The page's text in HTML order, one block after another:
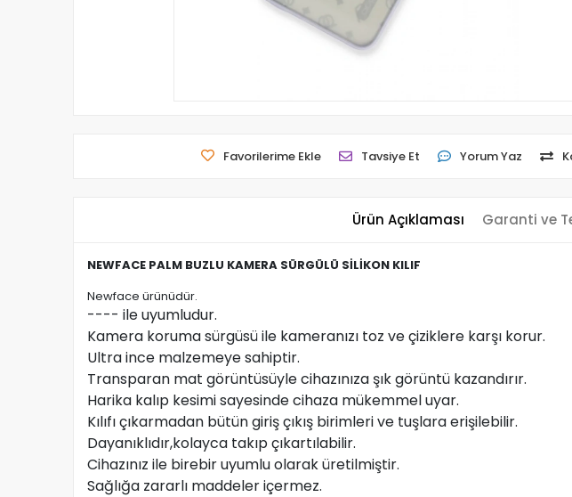
Favorilerime Ekle Tavsiye Et Yorum Yaz
Ürün Açıklaması Garanti ve
NEWFACE PALM BUZLU KAMERA SÜRGÜLÜ SİLİKON KILIF
Newface ürünüdür.
---- ile uyumludur.
Kamera koruma sürgüsü ile kameranızı toz ve çiziklere karşı korur.
Ultra ince malzemeye sahiptir.
Transparan mat görüntüsüyle cihazınıza şık görüntü kazandırır.
Harika kalıp kesimi sayesinde cihaza mükemmel uyar.
Kılıfı çıkarmadan bütün giriş çıkış birimleri ve tuşlara erişilebilir.
Dayanıklıdır,kolayca takıp çıkartılabilir.
Cihazınız ile birebir uyumlu olarak üretilmiştir.
Sağlığa zararlı maddeler içermez.